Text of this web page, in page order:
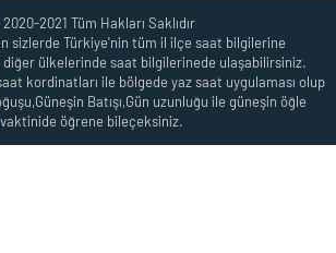
2021 Tüm Hakları Saklıdır
sizlerde Türkiye'nin tüm il ilçe saat bilgilerine
ülkelerinde saat bilgilerinede ulaşabilirsiniz.
kordinatları ile bölgede yaz saat uygulaması olup
Batışı,Gün uzunluğu ile güneşin öğle
vaktinide öğrene bileçeksiniz.